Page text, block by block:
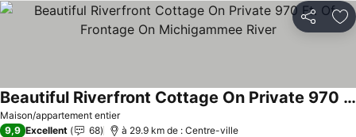
Partager
Maison/appartement entier
Beautiful Riverfront Cottage On Private 970 Ft. Of Frontage On Michigammee River
Consulter les prix
9,9 Excellent 68 à 29.9 km de : Centre-ville